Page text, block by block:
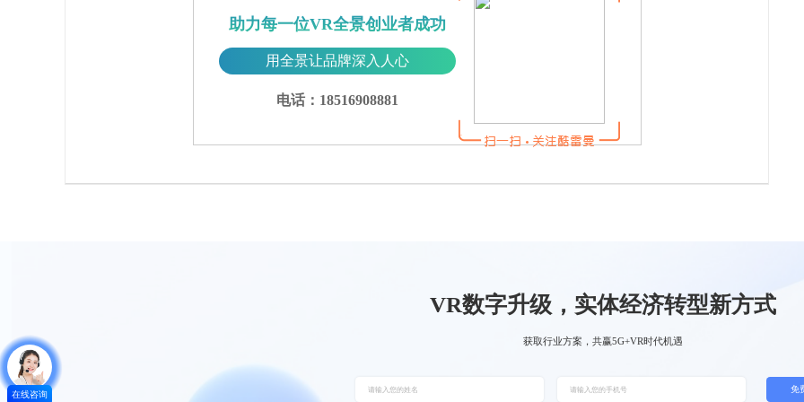
助力每一位VR全景创业者成功
用全景让品牌深入人心
电话：18516908881
在线咨询
VR数字升级，实体经济转型新方式
获取行业方案，共赢5G+VR时代机遇
免